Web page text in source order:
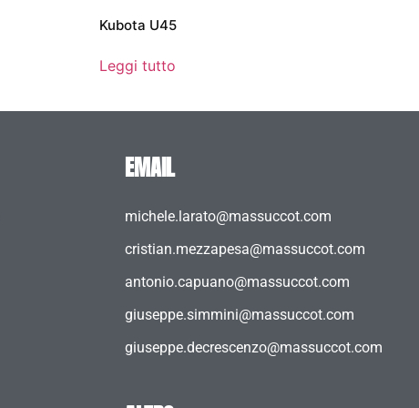
Kubota U45
Leggi tutto
EMAIL
michele.larato@massuccot.com
cristian.mezzapesa@massuccot.com
antonio.capuano@massuccot.com
giuseppe.simmini@massuccot.com
giuseppe.decrescenzo@massuccot.com